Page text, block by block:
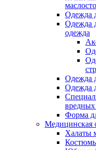
Одежда
Одежда
одежда
Одежда
Одежда
вредных
Форма
Медицинская
Халаты